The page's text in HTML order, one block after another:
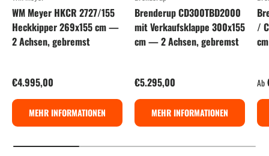
WM Meyer HKCR 2727/155
Heckkipper 269x155 cm —
2 Achsen, gebremst
Normaler Preis
€4.995,00
MEHR INFORMATIONEN
Brenderup CD300TBD2000
mit Verkaufsklappe 300x155
cm — 2 Achsen, gebremst
Normaler Preis
€5.295,00
MEHR INFORMATIONEN
/
Ab